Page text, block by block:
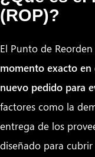
(ROP)?
El Punto de
momento exacto en
nuevo pedido para
factores como la
entrega de los
diseñado para